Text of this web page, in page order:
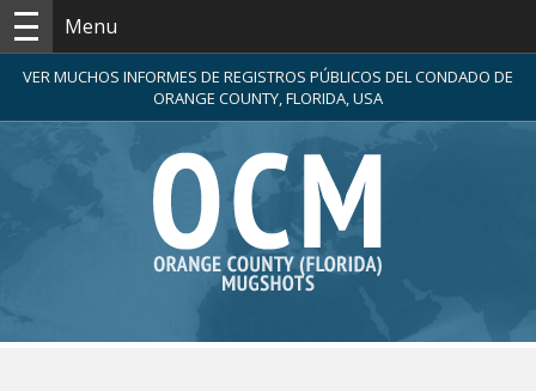
Menu
VER MUCHOS INFORMES DE REGISTROS PÚBLICOS DEL CONDADO DE
ORANGE COUNTY, FLORIDA, USA